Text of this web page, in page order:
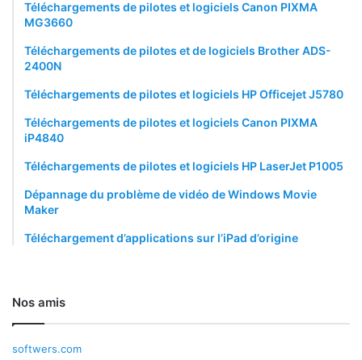
Téléchargements de pilotes et logiciels Canon PIXMA
MG3660
Téléchargements de pilotes et de logiciels Brother ADS-
2400N
Téléchargements de pilotes et logiciels HP Officejet J5780
Téléchargements de pilotes et logiciels Canon PIXMA
iP4840
Téléchargements de pilotes et logiciels HP LaserJet P1005
Dépannage du problème de vidéo de Windows Movie
Maker
Téléchargement d’applications sur l’iPad d’origine
Nos amis
softwers.com